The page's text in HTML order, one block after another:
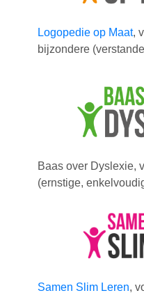
Logopedie op Maat,
bijzondere
Baas over Dyslexie,
(ernstige,
Samen Slim Leren,